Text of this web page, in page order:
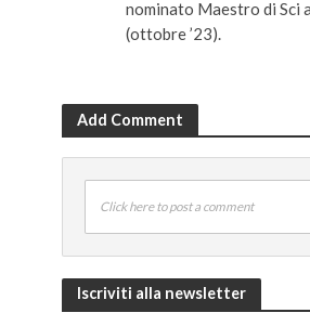
nominato Maestro di Sci
(ottobre ’23).
Add Comment
Click here to post a comment
Iscriviti alla newsletter